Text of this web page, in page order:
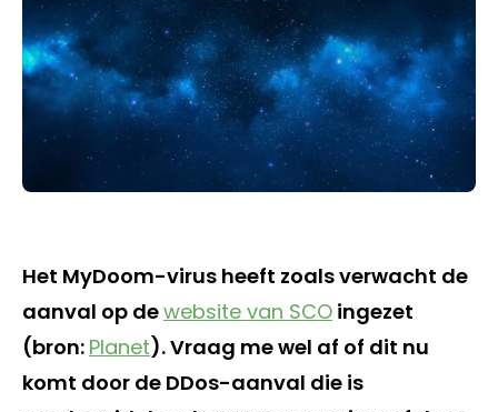
Het MyDoom-virus heeft zoals verwacht de
aanval op dewebsite van SCO ingezet
(bron: Planet). Vraag me wel af of dit nu
komt door de DDos-aanval die is